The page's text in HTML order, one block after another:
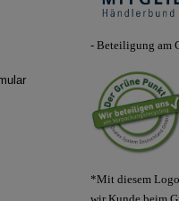
- Beteiligung am
*Mit diesem